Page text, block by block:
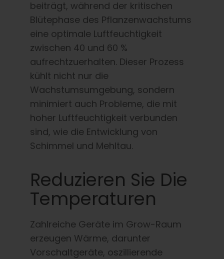
beiträgt, während der kritischen
Blütephase des Pflanzenwachstums
eine optimale Luftfeuchtigkeit
zwischen 40 und 60 %
aufrechtzuerhalten. Dieser Prozess
kühlt nicht nur die
Wachstumsumgebung, sondern
minimiert auch Probleme, die mit
hoher Luftfeuchtigkeit verbunden
sind, wie die Entwicklung von
Schimmel und Mehltau.
Reduzieren Sie Die
Temperaturen
Zahlreiche Geräte im Grow-Raum
erzeugen Wärme, darunter
Vorschaltgeräte, oszillierende